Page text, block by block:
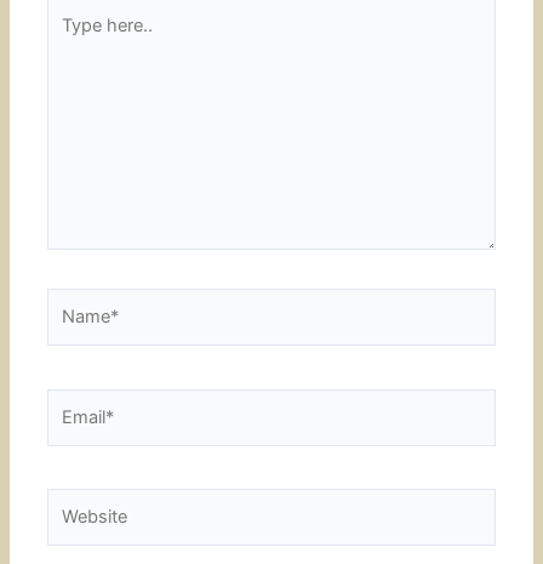
here..